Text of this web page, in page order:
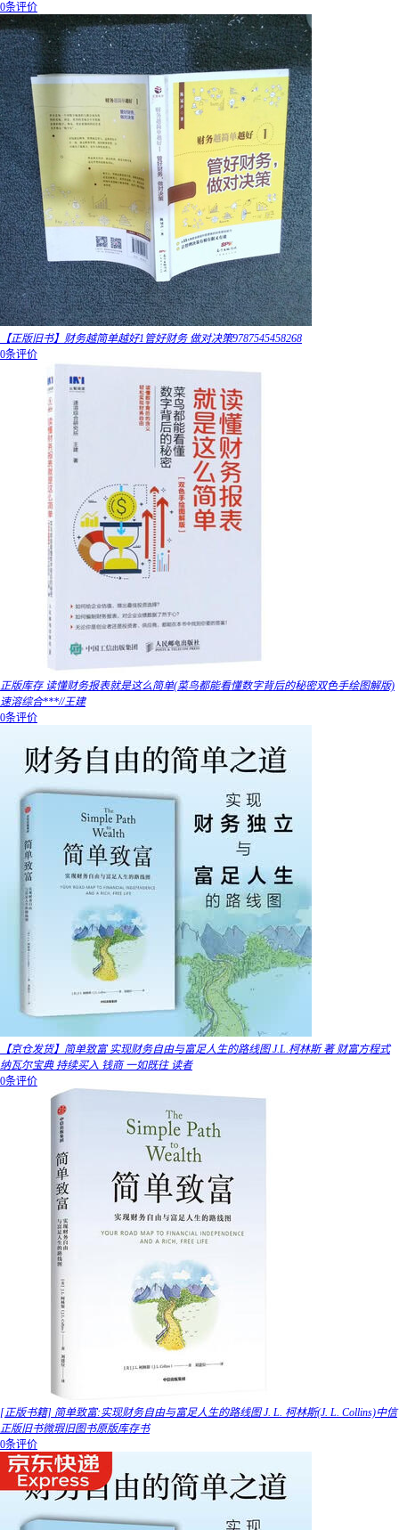
0条评价
【正版旧书】财务越简单越好1管好财务 做对决策9787545458268
0条评价
正版库存 读懂财务报表就是这么简单(菜鸟都能看懂数字背后的秘密双色手绘图解版)
速溶综合***//王建
0条评价
【京仓发货】简单致富 实现财务自由与富足人生的路线图 J.L.柯林斯 著 财富方程式
纳瓦尔宝典 持续买入 钱商 一如既往 读者
0条评价
[正版书籍] 简单致富:实现财务自由与富足人生的路线图 J. L. 柯林斯(J. L. Collins)中信
正版旧书微瑕旧图书原版库存书
0条评价